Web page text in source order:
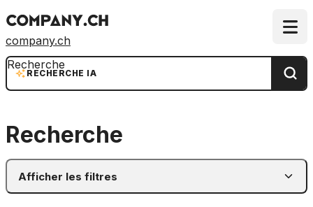
company.ch
RECHERCHE IA
Recherche
Recherche
Afficher les filtres